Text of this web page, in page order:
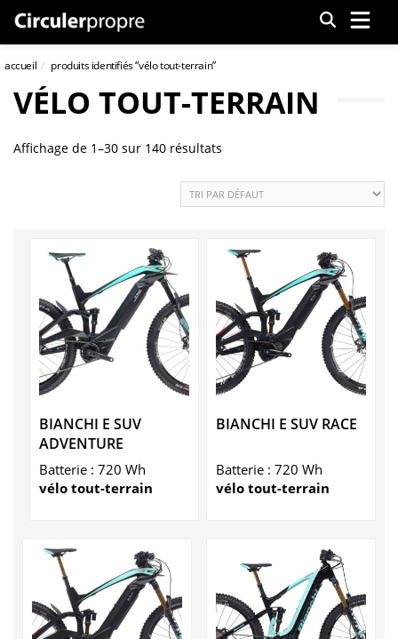
Menu
accueil produits identifiés “vélo tout-terrain”
VÉLO TOUT-TERRAIN
Affichage de 1–30 sur 140 résultats
BIANCHI E SUV
ADVENTURE
Batterie : 720 Wh
vélo tout-terrain
BIANCHI E SUV RACE
Batterie : 720 Wh
vélo tout-terrain